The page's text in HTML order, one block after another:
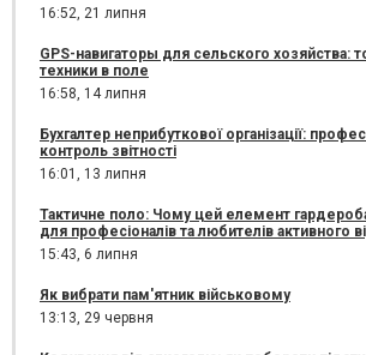
16:52, 21 липня
GPS-навигаторы для сельского хозяйства:
техники в поле
16:58, 14 липня
Бухгалтер неприбуткової організації:
контроль звітності
16:01, 13 липня
Тактичне поло: Чому цей елемент
для професіоналів та любителів активного
15:43, 6 липня
Як вибрати пам'ятник військовому
13:13, 29 червня